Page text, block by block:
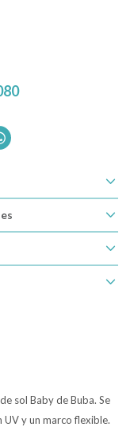
sol Baby de Buba. Se
y un marco flexible.